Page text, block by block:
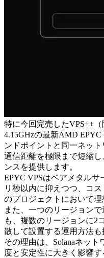
特に今回完売したVPS++
4.15GHzの最新AMD EPYC
ンドポイントと同一ネッ
通信距離を極限まで短縮
ンスを提供します。
EPYC VPSはベアメタルサ
リ秒以内に抑えつつ、コ
のプロジェクトにおいて理
また、一つのリージョン
も、複数のリージョンに2
散して設置する運用方法も
その理由は、Solanaネッ
度と安定性に大きく影響す